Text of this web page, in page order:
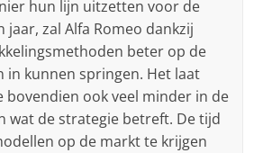
hun lijn uitzetten voor de
jaar, zal Alfa Romeo dankzij
beter op de
in kunnen springen. Het laat
bovendien ook veel minder in de
wat de strategie betreft. De tijd
op de markt te krijgen